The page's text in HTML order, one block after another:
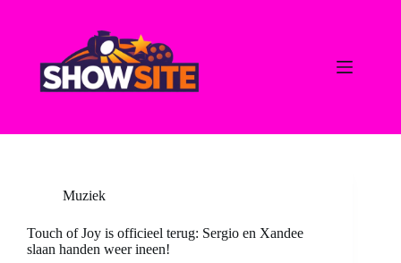
Muziek
Touch of Joy is officieel terug: Sergio en Xandee
slaan handen weer ineen!